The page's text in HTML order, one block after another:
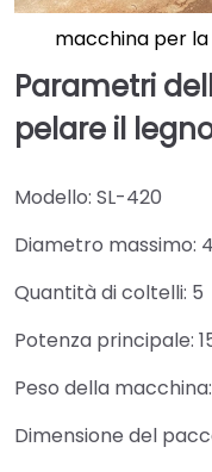
macchina per
Parametri
pelare il
Modello: SL-420
Diametro massimo:
Quantità di coltelli: 5
Potenza principale:
Peso della
Dimensione del